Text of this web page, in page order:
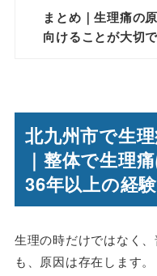
まとめ｜生理痛の
向けることが大切
北九州市で生
｜整体で生理
36年以上の経
生理の時だけではなく
も、原因は存在します。